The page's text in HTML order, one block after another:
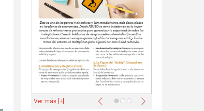
Anterior Siguiente
Ver más [+]